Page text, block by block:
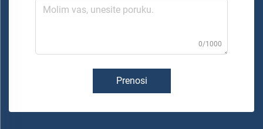
0/1000
Prenosi